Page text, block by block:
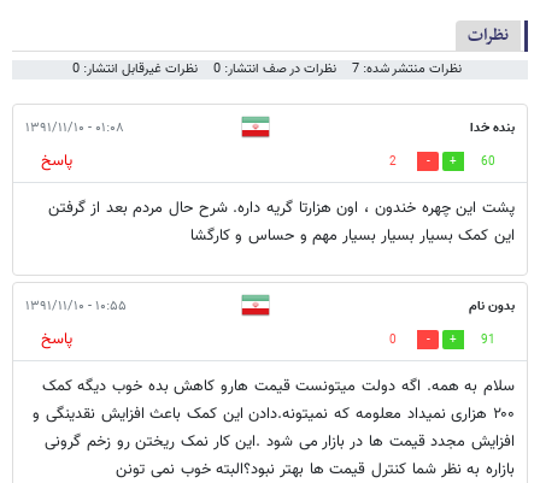
نظرات
نظرات منتشر شده: 7 نظرات در صف انتشار: 0 نظرات غیرقابل انتشار: 0
بنده خدا ۰۱:۰۸ - ۱۳۹۱/۱۱/۱۰
60
2
پاسخ
پشت این چهره خندون ، اون هزارتا گریه داره. شرح حال مردم بعد از گرفتن
این کمک بسیار بسیار بسیار مهم و حساس و کارگشا
بدون نام ۱۰:۵۵ - ۱۳۹۱/۱۱/۱۰
91
0
پاسخ
سلام به همه. اگه دولت میتونست قیمت هارو کاهش بده خوب دیگه کمک
۲۰۰ هزاری نمیداد معلومه که نمیتونه.دادن این کمک باعث افزایش نقدینگی و
افزایش مجدد قیمت ها در بازار می شود .این کار نمک ریختن رو زخم گرونی
بازاره به نظر شما کنترل قیمت ها بهتر نبود؟البته خوب نمی تونن